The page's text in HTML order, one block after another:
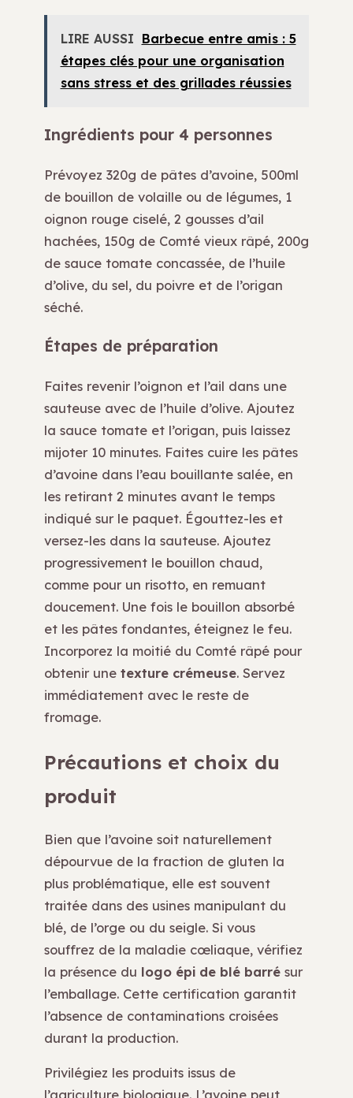
LIRE AUSSI Barbecue entre amis : 5
étapes clés pour une organisation
sans stress et des grillades réussies
Ingrédients pour 4 personnes
Prévoyez 320g de pâtes d’avoine, 500ml
de bouillon de volaille ou de légumes, 1
oignon rouge ciselé, 2 gousses d’ail
hachées, 150g de Comté vieux râpé, 200g
de sauce tomate concassée, de l’huile
d’olive, du sel, du poivre et de l’origan
séché.
Étapes de préparation
Faites revenir l’oignon et l’ail dans une
sauteuse avec de l’huile d’olive. Ajoutez
la sauce tomate et l’origan, puis laissez
mijoter 10 minutes. Faites cuire les pâtes
d’avoine dans l’eau bouillante salée, en
les retirant 2 minutes avant le temps
indiqué sur le paquet. Égouttez-les et
versez-les dans la sauteuse. Ajoutez
progressivement le bouillon chaud,
comme pour un risotto, en remuant
doucement. Une fois le bouillon absorbé
et les pâtes fondantes, éteignez le feu.
Incorporez la moitié du Comté râpé pour
obtenir une texture crémeuse. Servez
immédiatement avec le reste de
fromage.
Précautions et choix du
produit
Bien que l’avoine soit naturellement
dépourvue de la fraction de gluten la
plus problématique, elle est souvent
traitée dans des usines manipulant du
blé, de l’orge ou du seigle. Si vous
souffrez de la maladie cœliaque, vérifiez
la présence du logo épi de blé barré sur
l’emballage. Cette certification garantit
l’absence de contaminations croisées
durant la production.
Privilégiez les produits issus de